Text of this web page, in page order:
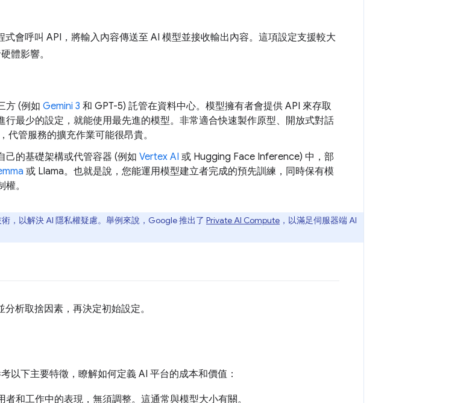
會呼叫 API，將輸入內容傳送至 AI 模型並接收輸出內容。這項設定支援較大
體影響。
方 (例如 Gemini 3 和 GPT-5) 託管在資料中心。模型擁有者會提供 API 來存取
行最少的設定，就能使用最先進的模型。非常適合快速製作原型、開放式對話
代管服務的擴充作業可能很昂貴。
己的基礎架構或代管容器 (例如 Vertex AI 或 Hugging Face Inference) 中，部
或 Llama。也就是說，您能運用模型建立者完成的預先訓練，同時保有模
。
，以解決 AI 隱私權疑慮。舉例來說，Google 推出了 Private AI Compute ，以滿足伺服器端 AI
析取捨因素，再決定初始設定。
以下主要特徵，瞭解如何定義 AI 平台的成本和價值：
者和工作中的表現，無須調整。這通常與模型大小有關。